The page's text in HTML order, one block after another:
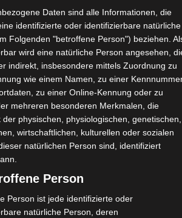
Daten sind alle Informationen, die
identifizierte oder identifizierbare natürliche
Folgenden "betroffene Person") beziehen.
wird eine natürliche Person angesehen,
indirekt, insbesondere mittels Zuordnung zu
wie einem Namen, zu einer
zu einer Online-Kennung oder zu
mehreren besonderen Merkmalen, die
der physischen, physiologischen, genetischen,
wirtschaftlichen, kulturellen oder sozialen
natürlichen Person sind, identifiziert
Person
Person ist jede identifizierte oder
natürliche Person, deren